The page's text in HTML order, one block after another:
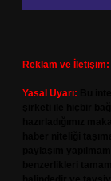
Reklam ve İletişim:
Yasal Uyarı: